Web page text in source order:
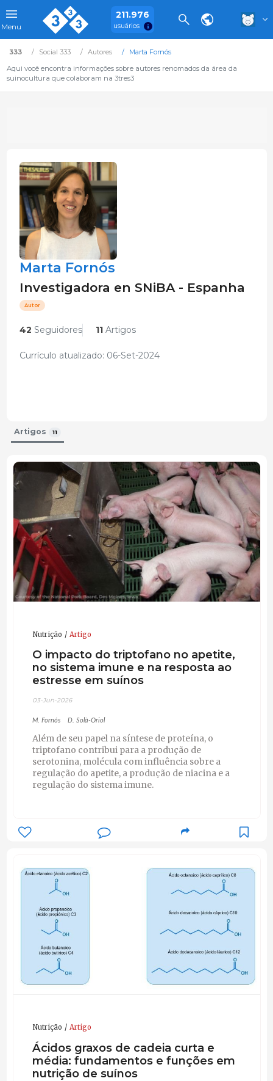
Menu
211.976
usuários
333 Social 333 Autores
Marta Fornós
Aqui você encontra informações sobre autores renomados da área da
suinocultura que colaboram na 3tres3
Marta Fornós
Investigadora en SNiBA - Espanha
Autor
42 Seguidores 11Artigos
Currículo atualizado: 06-Set-2024
Artigos 11
Nutrição Artigo
O impacto do triptofano no apetite,
no sistema imune e na resposta ao
estresse em suínos
03-Jun-2026
M. Fornós D. Solà-Oriol
Além de seu papel na síntese de proteína, o
triptofano contribui para a produção de
serotonina, molécula com influência sobre a
regulação do apetite, a produção de niacina e a
regulação do sistema imune.
Nutrição Artigo
Ácidos graxos de cadeia curta e
média: fundamentos e funções em
nutrição de suínos